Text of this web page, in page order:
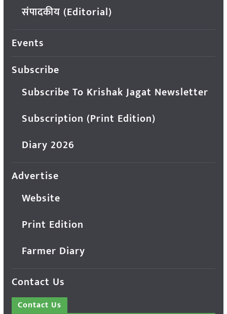
संपादकीय (Editorial)
Events
Subscribe
Subscribe To Krishak Jagat Newsletter
Subscription (Print Edition)
Diary 2026
Advertise
Website
Print Edition
Farmer Diary
Contact Us
Contact Us